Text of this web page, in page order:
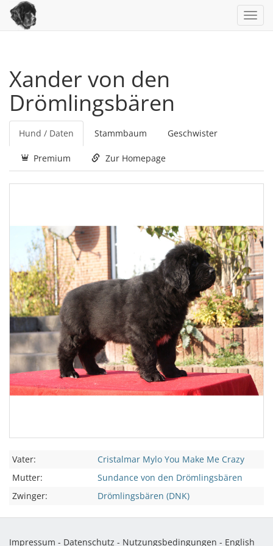
Xander von den
Drömlingsbären
Hund / Daten Stammbaum Geschwister
Premium Zur Homepage
Vater:
Cristalmar Mylo You Make Me Crazy
Mutter:
Sundance von den Drömlingsbären
Zwinger:
Drömlingsbären (DNK)
Impressum - Datenschutz - Nutzungsbedingungen - English